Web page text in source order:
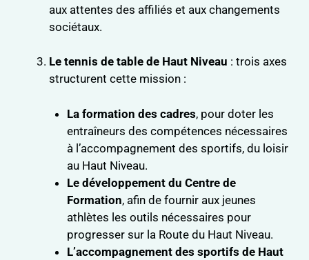
aux attentes des affiliés et aux changements
sociétaux.
Le tennis de table de Haut Niveau : trois axes
structurent cette mission :
La formation des cadres, pour doter les
entraîneurs des compétences nécessaires
à l’accompagnement des sportifs, du loisir
au Haut Niveau.
Le développement du Centre de
Formation, afin de fournir aux jeunes
athlètes les outils nécessaires pour
progresser sur la Route du Haut Niveau.
L’accompagnement des sportifs de Haut